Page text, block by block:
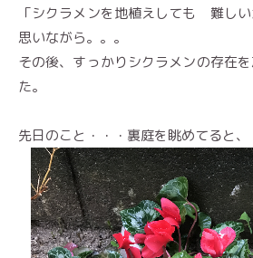
「シクラメンを地植えしても 難し
思いながら。。。
その後、すっかりシクラメンの存在
た。
先日のこと・・・裏庭を眺めてると、